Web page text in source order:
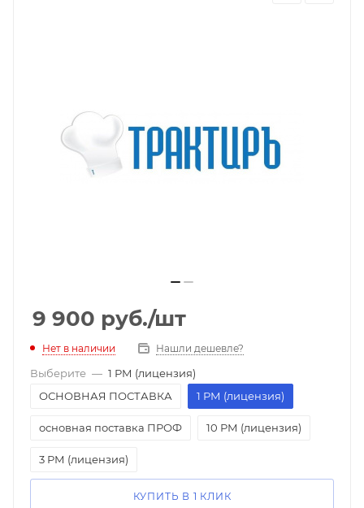
9 900 руб./шт
Нет в наличии Нашли дешевле?
Выберите — 1 РМ (лицензия)
ОСНОВНАЯ ПОСТАВКА
1 РМ (лицензия)
основная поставка ПРОФ 10 РМ (лицензия)
3 РМ (лицензия)
КУПИТЬ В 1 КЛИК